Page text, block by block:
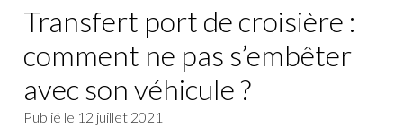
Transfert port de croisière :
comment ne pas s’embêter
avec son véhicule ?
Publié le 12 juillet 2021